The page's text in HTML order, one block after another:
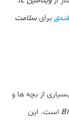
برایسلامت
از بچه ها و
است. این